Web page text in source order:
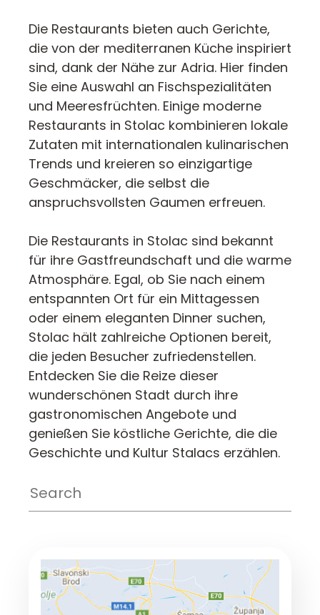
Die Restaurants bieten auch Gerichte,
die von der mediterranen Küche inspiriert
sind, dank der Nähe zur Adria. Hier finden
Sie eine Auswahl an Fischspezialitäten
und Meeresfrüchten. Einige moderne
Restaurants in Stolac kombinieren lokale
Zutaten mit internationalen kulinarischen
Trends und kreieren so einzigartige
Geschmäcker, die selbst die
anspruchsvollsten Gaumen erfreuen.
Die Restaurants in Stolac sind bekannt
für ihre Gastfreundschaft und die warme
Atmosphäre. Egal, ob Sie nach einem
entspannten Ort für ein Mittagessen
oder einem eleganten Dinner suchen,
Stolac hält zahlreiche Optionen bereit,
die jeden Besucher zufriedenstellen.
Entdecken Sie die Reize dieser
wunderschönen Stadt durch ihre
gastronomischen Angebote und
genießen Sie köstliche Gerichte, die die
Geschichte und Kultur Stalacs erzählen.